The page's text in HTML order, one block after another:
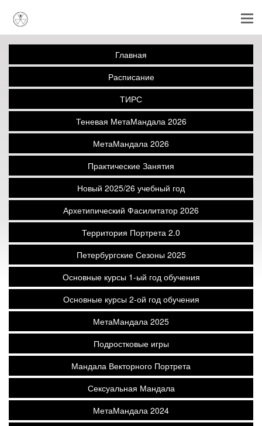
Главная
Расписание
ТИРС
Теневая МетаМандала 2026
МетаМандала 2026
Практические Занятия
Новый 2025/26 учебный год
Архетипический Фасилитатор 2026
Территория Портрета 2.0
Петербургские Сезоны 2025
Основные курсы 1-ый год обучения
Основные курсы 2-ой год обучения
МетаМандала 2025
Подростковые игры
Мандала Векторного Портрета
Сексуальная Мандала
МетаМандала 2024